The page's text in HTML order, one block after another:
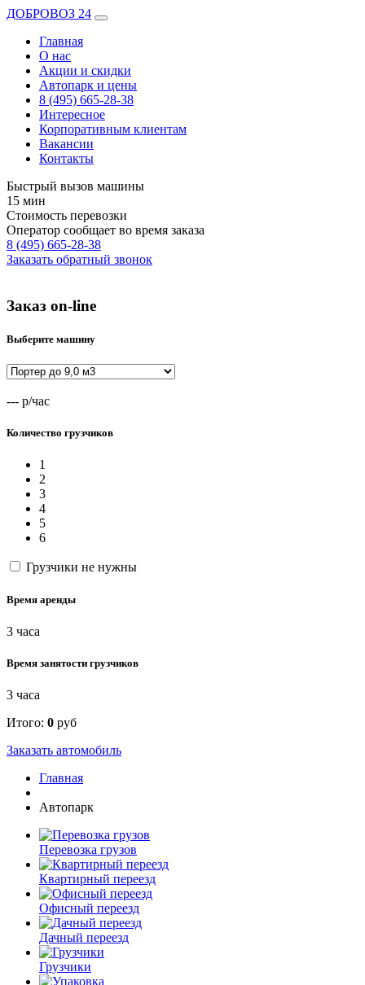
ДОБРОВОЗ 24
Главная
О нас
Акции и скидки
Автопарк и цены
8 (495) 665-28-38
Интересное
Корпоративным клиентам
Вакансии
Контакты
Быстрый вызов машины
15 мин
Стоимость перевозки
Оператор сообщает во время заказа
8 (495) 665-28-38
Заказать обратный звонок
Заказ on-line
Выберите машину
--- р/час
Количество грузчиков
1
2
3
4
5
6
Грузчики не нужны
Время аренды
3 часа
Время занятости грузчиков
3 часа
Итого: 0 руб
Заказать автомобиль
Главная
Автопарк
Перевозка грузов
Квартирный переезд
Офисный переезд
Дачный переезд
Грузчики